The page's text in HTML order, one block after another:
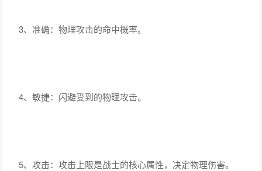
3、准确：物理攻击的命中概率。
4、敏捷：闪避受到的物理攻击。
5、攻击：攻击上限是战士的核心属性，决定物理伤害。